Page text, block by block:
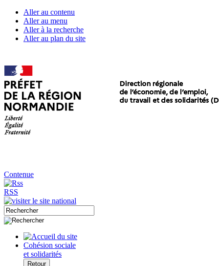
Aller au contenu
Aller au menu
Aller à la recherche
Aller au plan du site
Contenue
RSS
Cohésion sociale
et solidarités
Retour